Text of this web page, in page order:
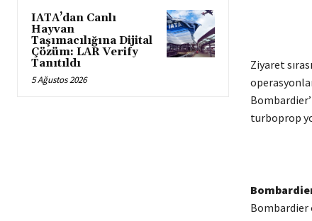
IATA’dan Canlı
Hayvan
Taşımacılığına Dijital
Çözüm: LAR Verify
Tanıtıldı
5 Ağustos 2026
Ziyaret
turboprop
Bombardier